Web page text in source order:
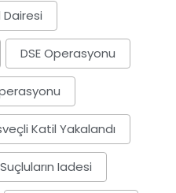
DSE Operasyonu
Katil Yakalandı
Suçluların Iadesi